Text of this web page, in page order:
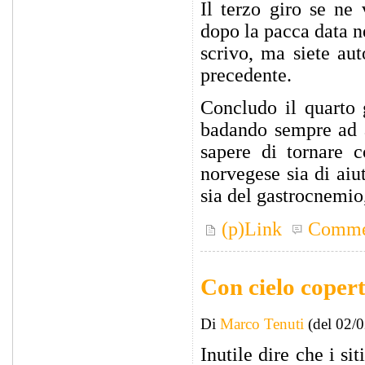
Il terzo giro se ne
dopo la pacca data
scrivo, ma siete
precedente.
Concludo il quarto
badando sempre
sapere di tornare
norvegese sia di
sia del
(p)Link
Con cielo
Di Marco Tenuti (del 02/
Inutile dire che i